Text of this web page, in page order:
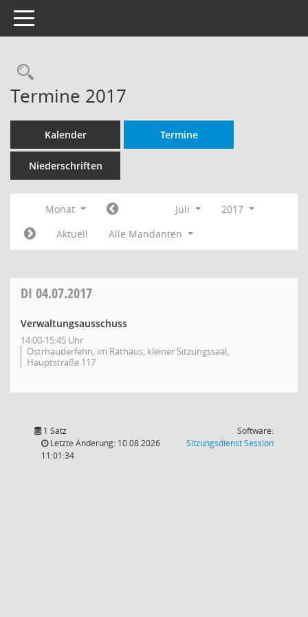
Toggle navigation
Rechercheauswahl
Termine 2017
Kalender Termine
Niederschriften
Monat Juli
2017
Aktuell
Alle Mandanten
DI 04.07.2017
Verwaltungsausschuss
14:00-15:45 Uhr
Ostrhauderfehn, im Rathaus, kleiner Sitzungssaal,
Hauptstraße 117
1 Satz
Letzte Änderung: 10.08.2026
11:01:34
Software:
SitzungsdienstSession(Wird in